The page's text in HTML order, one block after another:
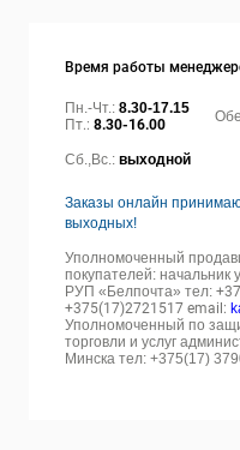
Время работы
Пн.-Чт.: 8.30-17.15
Пт.: 8.30-16.00
Сб.,Вс.: выходной
Заказы онлайн
выходных!
Уполномоченный
покупателей: начальник
РУП «Белпочта» тел:
+375(17)2721517 email:
Уполномоченный по
торговли и услуг
Минска тел: +375(17)